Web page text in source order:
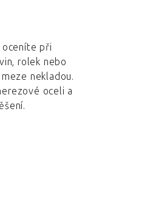
při
rolek nebo
nekladou.
oceli a